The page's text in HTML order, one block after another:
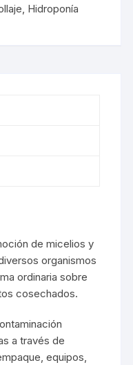
, Hidroponía
de micelios y
organismos
ordinaria sobre
cosechados.
a través de
equipos,